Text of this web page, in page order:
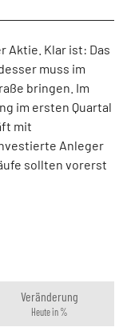
Aktie. Klar ist: Das
muss im
bringen. Im
im ersten Quartal
mit
Anleger
sollten vorerst
Veränderung
Heute in %